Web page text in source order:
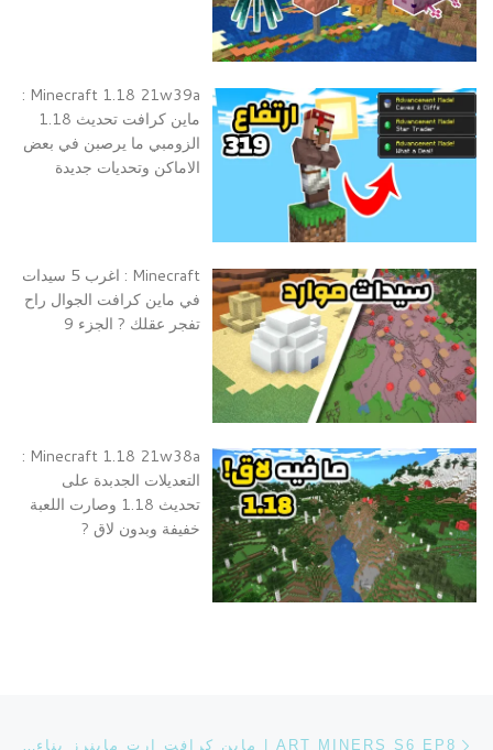
Minecraft 1.18 21w39a :
ماين كرافت تحديث 1.18
الزومبي ما يرصبن في بعض
الاماكن وتحديات جديدة
Minecraft : اغرب 5 سيدات
في ماين كرافت الجوال راح
تفجر عقلك ? الجزء 9
Minecraft 1.18 21w38a :
التعديلات الجدبدة على
تحديث 1.18 وصارت اللعبة
خفيفة وبدون لاق ?
تصفح التدوينة